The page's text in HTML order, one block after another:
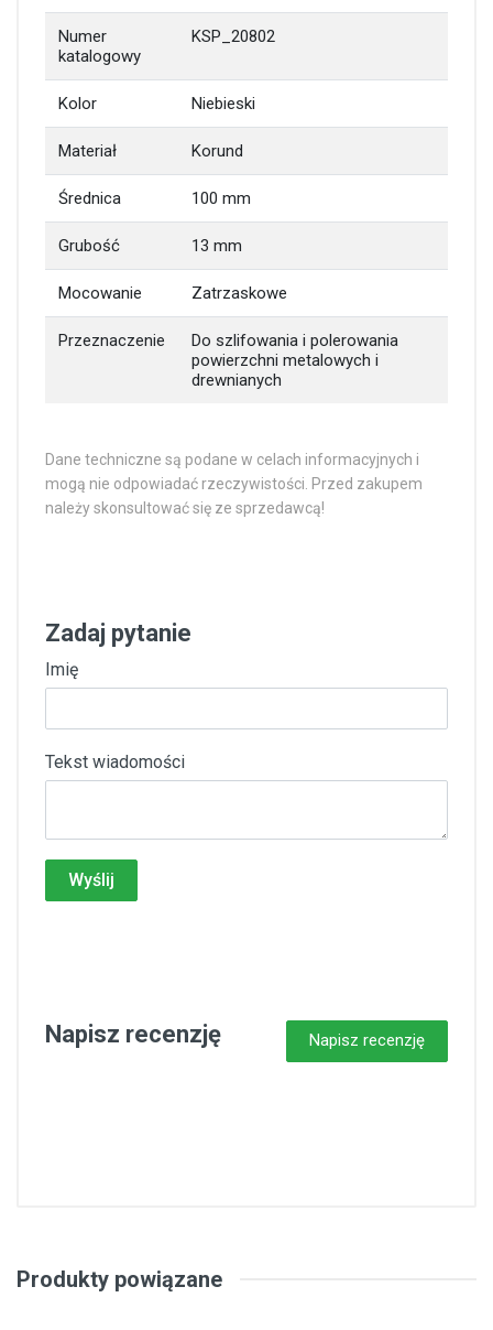
Numer
katalogowy
KSP_20802
Kolor Niebieski
Materiał Korund
Średnica 100 mm
Grubość 13 mm
Mocowanie Zatrzaskowe
Przeznaczenie
Do szlifowania i polerowania
powierzchni metalowych i
drewnianych
Dane techniczne są podane w celach informacyjnych i
mogą nie odpowiadać rzeczywistości. Przed zakupem
należy skonsultować się ze sprzedawcą!
Zadaj pytanie
Imię
Tekst wiadomości
Wyślij
Napisz recenzję Napisz recenzję
Produkty powiązane